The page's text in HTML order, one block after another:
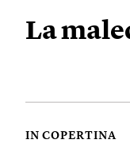
La
IN COPERTINA